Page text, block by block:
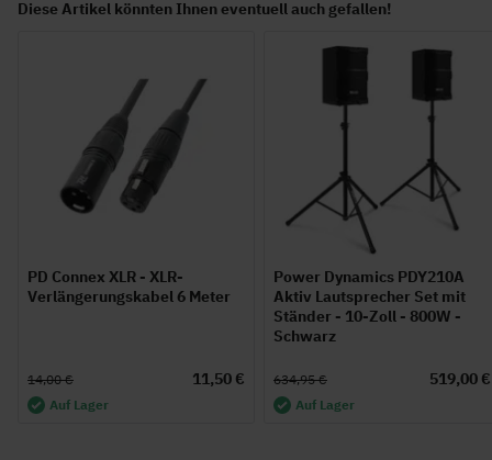
Diese Artikel könnten Ihnen eventuell auch gefallen!
PD Connex XLR - XLR-
Verlängerungskabel 6 Meter
11,50 €
14,00 €
Auf Lager
Power Dynamics PDY210A
Aktiv Lautsprecher Set mit
Ständer - 10-Zoll - 800W -
Schwarz
519,00 €
634,95 €
Auf Lager